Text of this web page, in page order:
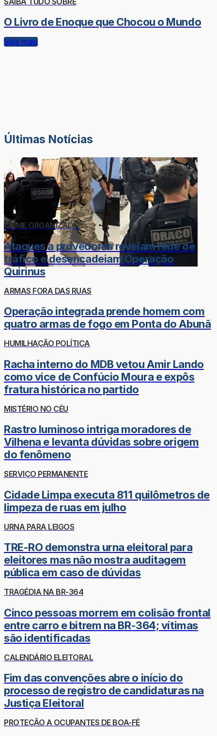
O Livro de Enoque que Chocou o Mundo
Veja mais
Últimas Notícias
CRIME ORGANIZADO
Ataques a provedores revelam rede de
tráfico e desencadeiam Operação
Quirinus
ARMAS FORA DAS RUAS
Operação integrada prende homem com
quatro armas de fogo em Ponta do Abunã
HUMILHAÇÃO POLÍTICA
Racha interno do MDB vetou Amir Lando
como vice de Confúcio Moura e expôs
fratura histórica no partido
MISTÉRIO NO CÉU
Rastro luminoso intriga moradores de
Vilhena e levanta dúvidas sobre origem
do fenômeno
SERVIÇO PERMANENTE
Cidade Limpa executa 811 quilômetros de
limpeza de ruas em julho
URNA PARA LEIGOS
TRE-RO demonstra urna eleitoral para
eleitores mas não mostra auditagem
pública em caso de dúvidas
TRAGÉDIA NA BR-364
Cinco pessoas morrem em colisão frontal
entre carro e bitrem na BR-364; vítimas
são identificadas
CALENDÁRIO ELEITORAL
Fim das convenções abre o início do
processo de registro de candidaturas na
Justiça Eleitoral
PROTEÇÃO A OCUPANTES DE BOA-FÉ